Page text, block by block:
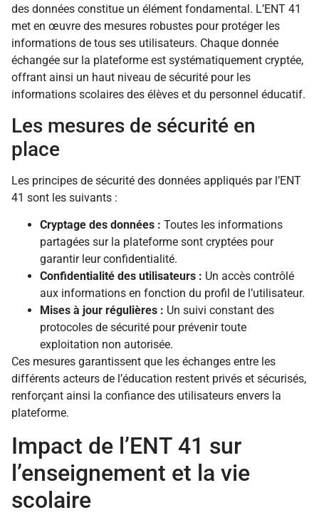
des données constitue un élément fondamental. L’ENT 41
met en œuvre des mesures robustes pour protéger les
informations de tous ses utilisateurs. Chaque donnée
échangée sur la plateforme est systématiquement cryptée,
offrant ainsi un haut niveau de sécurité pour les
informations scolaires des élèves et du personnel éducatif.
Les mesures de sécurité en
place
Les principes de sécurité des données appliqués par l’ENT
41 sont les suivants :
Cryptage des données : Toutes les informations
partagées sur la plateforme sont cryptées pour
garantir leur confidentialité.
Confidentialité des utilisateurs : Un accès contrôlé
aux informations en fonction du profil de l’utilisateur.
Mises à jour régulières : Un suivi constant des
protocoles de sécurité pour prévenir toute
exploitation non autorisée.
Ces mesures garantissent que les échanges entre les
différents acteurs de l’éducation restent privés et sécurisés,
renforçant ainsi la confiance des utilisateurs envers la
plateforme.
Impact de l’ENT 41 sur
l’enseignement et la vie
scolaire